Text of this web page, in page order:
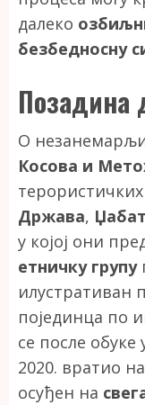
далеко
безбедносну
Позадина
О
Косова и
Држава,
у којој они
етничку групу
илустративан
појединца по
се после
2020. вратио
осуђен на